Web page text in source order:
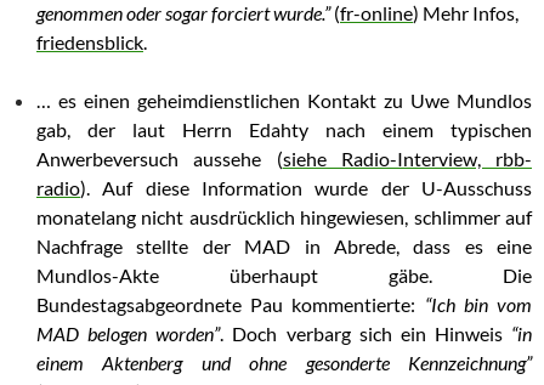
genommen oder sogar forciert wurde.”(fr-online) Mehr Infos,
friedensblick.
… es einen geheimdienstlichen Kontakt zu Uwe Mundlos
gab, der laut Herrn Edahty nach einem typischen
Anwerbeversuch aussehe (siehe Radio-Interview, rbb-
radio). Auf diese Information wurde der U-Ausschuss
monatelang nicht ausdrücklich hingewiesen, schlimmer auf
Nachfrage stellte der MAD in Abrede, dass es eine
Mundlos-Akte überhaupt gäbe. Die
Bundestagsabgeordnete Pau kommentierte: “Ich bin vom
MAD belogen worden”. Doch verbarg sich ein Hinweis“in
einem Aktenberg und ohne gesonderte Kennzeichnung”